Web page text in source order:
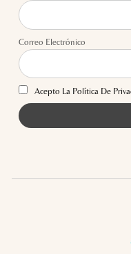
Correo Electrónico
Acepto La Política De